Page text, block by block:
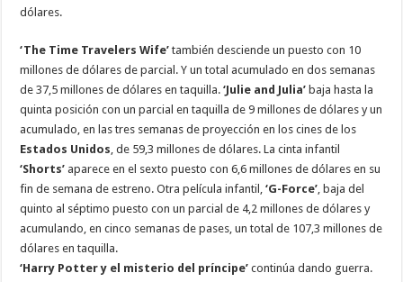
dólares.
‘The Time Travelers Wife’ también desciende un puesto con 10
millones de dólares de parcial. Y un total acumulado en dos semanas
de 37,5 millones de dólares en taquilla. ‘Julie and Julia’ baja hasta la
quinta posición con un parcial en taquilla de 9 millones de dólares y un
acumulado, en las tres semanas de proyección en los cines de los
Estados Unidos , de 59,3 millones de dólares. La cinta infantil
‘Shorts’ aparece en el sexto puesto con 6,6 millones de dólares en su
fin de semana de estreno. Otra película infantil, ‘G-Force’ , baja del
quinto al séptimo puesto con un parcial de 4,2 millones de dólares y
acumulando, en cinco semanas de pases, un total de 107,3 millones de
dólares en taquilla.
‘Harry Potter y el misterio del príncipe’ continúa dando guerra.